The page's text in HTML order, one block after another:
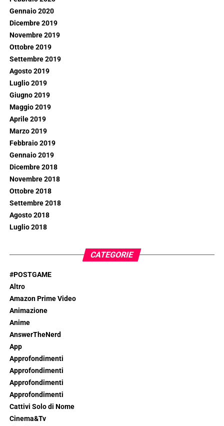
Gennaio 2020
Dicembre 2019
Novembre 2019
Ottobre 2019
Settembre 2019
Agosto 2019
Luglio 2019
Giugno 2019
Maggio 2019
Aprile 2019
Marzo 2019
Febbraio 2019
Gennaio 2019
Dicembre 2018
Novembre 2018
Ottobre 2018
Settembre 2018
Agosto 2018
Luglio 2018
CATEGORIE
#POSTGAME
Altro
Amazon Prime Video
Animazione
Anime
AnswerTheNerd
App
Approfondimenti
Approfondimenti
Approfondimenti
Approfondimenti
Cattivi Solo di Nome
Cinema&Tv